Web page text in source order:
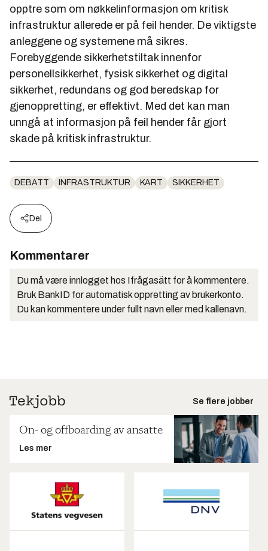
opptre som om nøkkelinformasjon om kritisk
infrastruktur allerede er på feil hender. De viktigste
anleggene og systemene må sikres.
Forebyggende sikkerhetstiltak innenfor
personellsikkerhet, fysisk sikkerhet og digital
sikkerhet, redundans og god beredskap for
gjenoppretting, er effektivt. Med det kan man
unngå at informasjon på feil hender får gjort
skade på kritisk infrastruktur.
DEBATT INFRASTRUKTUR KART SIKKERHET
Del
Kommentarer
Du må være innlogget hos Ifrågasätt for å kommentere.
Bruk BankID for automatisk oppretting av brukerkonto.
Du kan kommentere under fullt navn eller med kallenavn.
Se flere jobber
On- og offboarding av ansatte
Les mer